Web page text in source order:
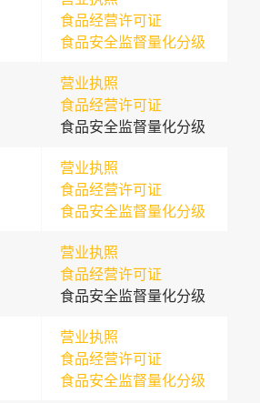
食品经营许可证
食品安全监督量化分级
营业执照
食品经营许可证
食品安全监督量化分级
营业执照
食品经营许可证
食品安全监督量化分级
营业执照
食品经营许可证
食品安全监督量化分级
营业执照
食品经营许可证
食品安全监督量化分级